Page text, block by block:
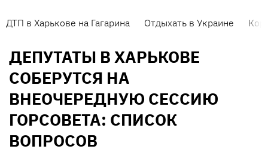
ДТП в Харькове на Гагарина Отдыхать в Украине
ДЕПУТАТЫ В ХАРЬКОВЕ
СОБЕРУТСЯ НА
ВНЕОЧЕРЕДНУЮ СЕССИЮ
ГОРСОВЕТА: СПИСОК
ВОПРОСОВ